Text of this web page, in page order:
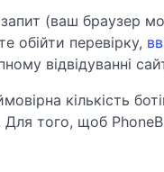
(ваш браузер
обійти перевірку,
відвідуванні
кількість
того, щоб